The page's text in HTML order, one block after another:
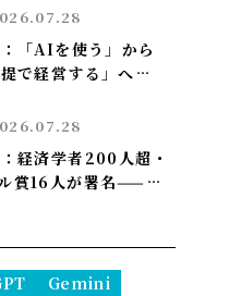
社モデル(MAI)を
導入
「AIを使う」から
で経営する」へ——
になり1人で10億ド
現実に
経済学者200人超・
賞16人が署名——
Gemini